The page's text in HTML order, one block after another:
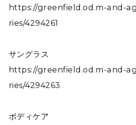
https://greenfield.od.m-and-
ries/4294261
サングラス
https://greenfield.od.m-and-
ries/4294263
ボディケア